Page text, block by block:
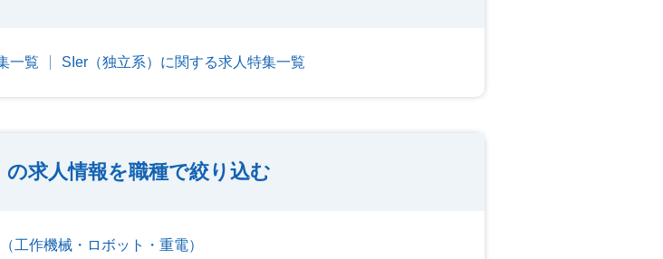
一覧 SIer（独立系）に関する求人特集一覧
の求人情報を職種で絞り込む
工作機械・ロボット・重電）